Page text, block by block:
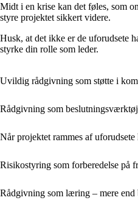
Midt i en krise kan det føles, som
styre projektet sikkert videre.
Husk, at det ikke er de uforudsete
styrke din rolle som leder.
Uvildig rådgivning som støtte i
Rådgivning som
Når projektet rammes af
Risikostyring som forberedelse på
Rådgivning som læring – mere